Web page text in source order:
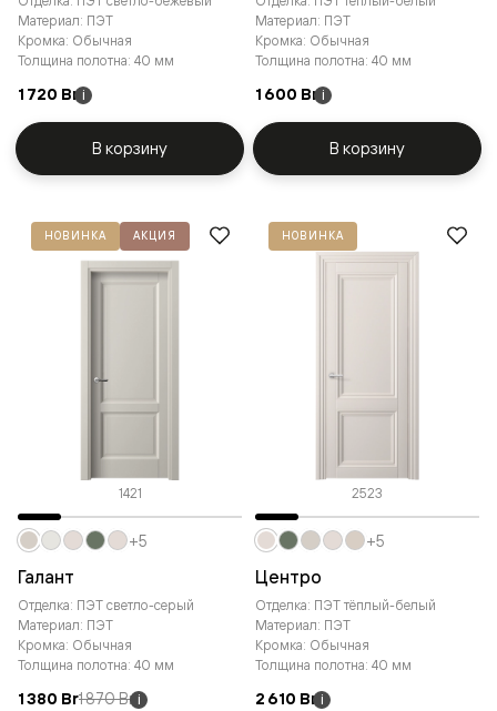
Материал: ПЭТ
Кромка: Обычная
Толщина полотна: 40 мм
1 720 Br i
В корзину
Материал: ПЭТ
Кромка: Обычная
Толщина полотна: 40 мм
1 600 Br i
В корзину
НОВИНКА АКЦИЯ
1421
Галант
Отделка: ПЭТ светло-серый
Материал: ПЭТ
Кромка: Обычная
Толщина полотна: 40 мм
1 380 Br1 870 Br i
+5
НОВИНКА
2523
Центро
Отделка: ПЭТ тёплый-белый
Материал: ПЭТ
Кромка: Обычная
Толщина полотна: 40 мм
2 610 Br i
+5